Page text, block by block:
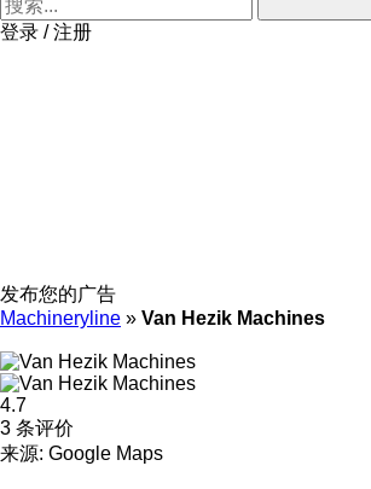
登录 / 注册
发布您的广告
Machineryline » Van Hezik Machines
4.7
3 条评价
来源: Google Maps